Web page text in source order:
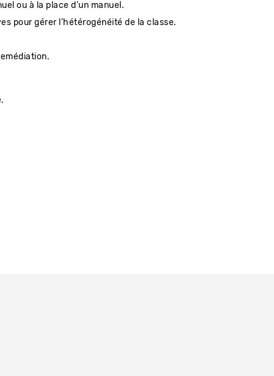
ou à la place d’un manuel.
pour gérer l’hétérogénéité de la classe.